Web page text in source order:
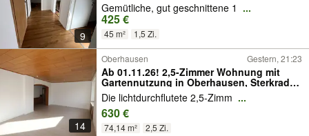
9
Gemütliche, gut geschnittene 1 ...
425 €
45 m² 1,5 Zi.
14
Oberhausen Gestern, 21:23
Ab 01.11.26! 2,5-Zimmer Wohnung mit
Gartennutzung in Oberhausen, Sterkrade-
Mitte
Die lichtdurchflutete 2,5-Zimm ...
630 €
74,14 m² 2,5 Zi.